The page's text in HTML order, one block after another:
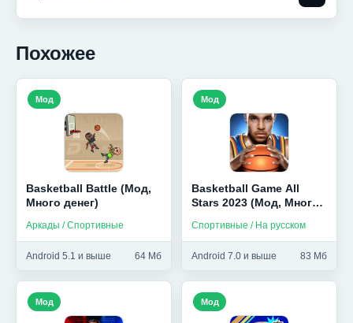
Похожее
Basketball Battle (Мод,
Много денег)
Аркады / Спортивные
Android 5.1 и выше 64 Мб
Мод
Basketball Game All
Stars 2023 (Мод, Много
Спортивные / На русском
Android 7.0 и выше 83 Мб
Мод
Мод Мод